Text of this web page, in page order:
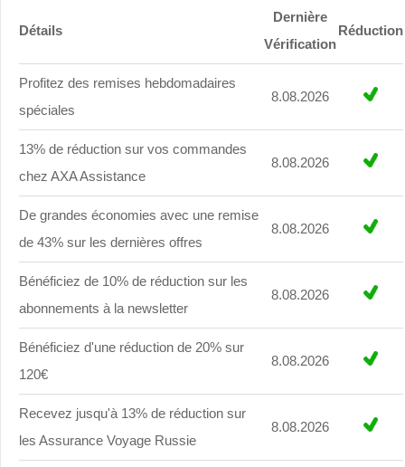
Détails
Dernière
Vérification
Réduction
Profitez des remises hebdomadaires
spéciales
8.08.2026
13% de réduction sur vos commandes
chez AXA Assistance
8.08.2026
De grandes économies avec une remise
de 43% sur les dernières offres
8.08.2026
Bénéficiez de 10% de réduction sur les
abonnements à la newsletter
8.08.2026
Bénéficiez d'une réduction de 20% sur
120€
8.08.2026
Recevez jusqu'à 13% de réduction sur
les Assurance Voyage Russie
8.08.2026